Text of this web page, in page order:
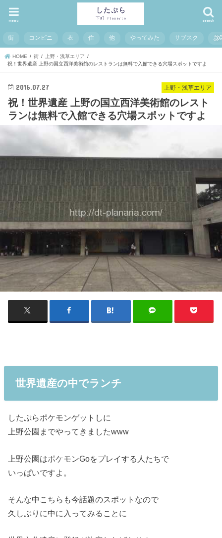
search
menu
街 コンビニ 衣 住 他 やってみた サブスク お
HOME 街
上野・浅草エリア
祝！世界遺産 上野の国立西洋美術館のレストランは無料で入館できる穴場スポットですよ
上野・浅草エリア
2016.07.27
祝！世界遺産 上野の国立西洋美術館のレスト
ランは無料で入館できる穴場スポットですよ
世界遺産の中でランチ
したぷらポケモンゲットしに
上野公園までやってきましたwww
上野公園はポケモンGoをプレイする人たちで
いっぱいですよ。
そんな中こちらも今話題のスポットなので
久しぶりに中に入ってみることに